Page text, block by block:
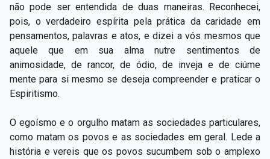
não pode ser entendida de duas maneiras. Reconhecei,
pois, o verdadeiro espírita pela prática da caridade em
pensamentos, palavras e atos, e dizei a vós mesmos que
aquele que em sua alma nutre sentimentos de
animosidade, de rancor, de ódio, de inveja e de ciúme
mente para si mesmo se deseja compreender e praticar o
Espiritismo.
O egoísmo e o orgulho matam as sociedades particulares,
como matam os povos e as sociedades em geral. Lede a
história e vereis que os povos sucumbem sob o amplexo